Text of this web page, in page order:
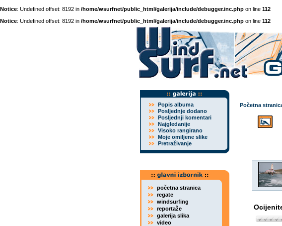
Notice: Undefined offset: 8192 in /home/wsurfnet/public_html/galerija/include/debugger.inc.php on line 112
Notice: Undefined offset: 8192 in /home/wsurfnet/public_html/galerija/include/debugger.inc.php on line 112
Popis albuma
Posljednje dodano
Posljednji komentari
Najgledanije
Visoko rangirano
Moje omiljene slike
Pretraživanje
početna stranica
regate
windsurfing
reportaže
galerija slika
video
Početna